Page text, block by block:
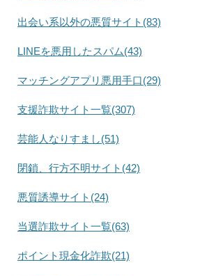
出会い系以外の悪質サイト(83)
LINEを悪用したスパム(43)
マッチングアプリ悪用手口(29)
支援詐欺サイト一覧(307)
芸能人なりすまし(51)
閉鎖、行方不明サイト(42)
悪質誘導サイト(24)
当選詐欺サイト一覧(63)
ポイント現金化詐欺(21)